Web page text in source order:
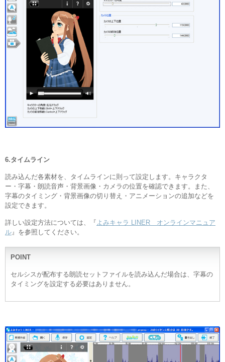
6.タイムライン
読み込んだ各素材を、タイムラインに則って設定します。キャラクタ
ー・字幕・朗読音声・背景画像・カメラの位置を確認できます。また、
字幕のタイミング・背景画像の切り替え・アニメーションの追加などを
設定できます。
詳しい設定方法については、『よみキャラ LINER オンラインマニュア
ル』を参照してください。
POINT
セルシスが配布する朗読セットファイルを読み込んだ場合は、字幕の
タイミングを設定する必要はありません。